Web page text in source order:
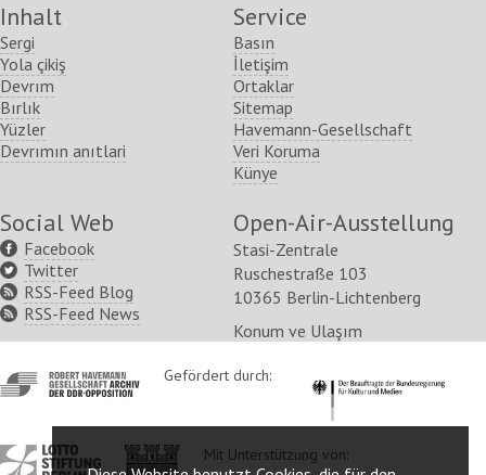
Inhalt
Sergi
Yola çikiş
Devrım
Bırlık
Yüzler
Devrımın anıtlari
Service
Basın
İletişim
Ortaklar
Sitemap
Havemann-Gesellschaft
Veri Koruma
Künye
Social Web
Facebook
Twitter
RSS-Feed Blog
RSS-Feed News
Open-Air-Ausstellung
Stasi-Zentrale
Ruschestraße 103
10365 Berlin-Lichtenberg
Konum ve Ulaşım
http://www.havemann-
gesellschaft.de/
Gefördert durch: http://
http://www.lotto-http://www.berlin.de/ba-
Mit Unterstützung von: